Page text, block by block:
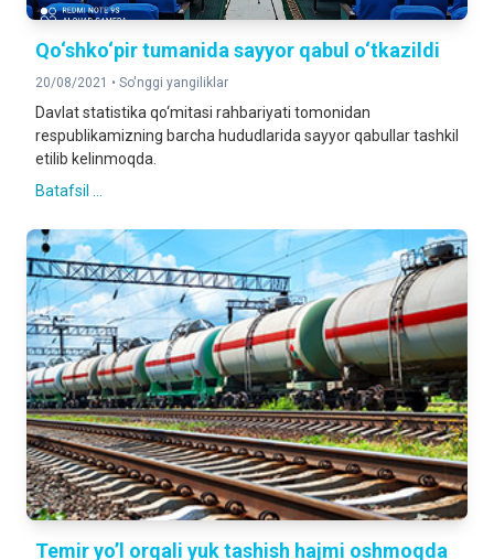
Qo‘shko‘pir tumanida sayyor qabul o‘tkazildi
20/08/2021 • So'nggi yangiliklar
Davlat statistika qo‘mitasi rahbariyati tomonidan
respublikamizning barcha hududlarida sayyor qabullar tashkil
etilib kelinmoqda.
Batafsil ...
Temir yo’l orqali yuk tashish hajmi oshmoqda